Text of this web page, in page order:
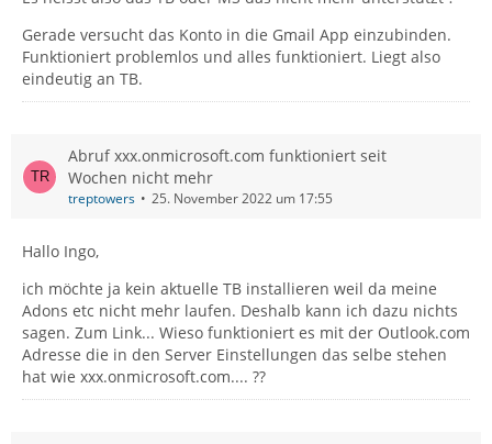
Gerade versucht das Konto in die Gmail App einzubinden.
Funktioniert problemlos und alles funktioniert. Liegt also
eindeutig an TB.
Abruf xxx.onmicrosoft.com funktioniert seit
Wochen nicht mehr
treptowers 25. November 2022 um 17:55
Hallo Ingo,
ich möchte ja kein aktuelle TB installieren weil da meine
Adons etc nicht mehr laufen. Deshalb kann ich dazu nichts
sagen. Zum Link... Wieso funktioniert es mit der Outlook.com
Adresse die in den Server Einstellungen das selbe stehen
hat wie xxx.onmicrosoft.com.... ??